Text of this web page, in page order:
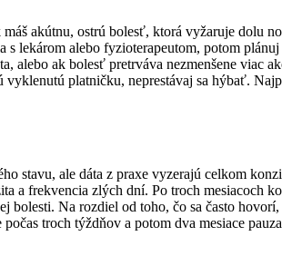
akútnu, ostrú bolesť, ktorá vyžaruje dolu
lekárom alebo fyzioterapeutom, potom
alebo ak bolesť pretrváva nezmenšene viac
platničku, neprestávaj sa hýbať.
stavu, ale dáta z praxe vyzerajú celkom
a frekvencia zlých dní. Po troch mesiacoch
bolesti. Na rozdiel od toho, čo sa často
troch týždňov a potom dva mesiace